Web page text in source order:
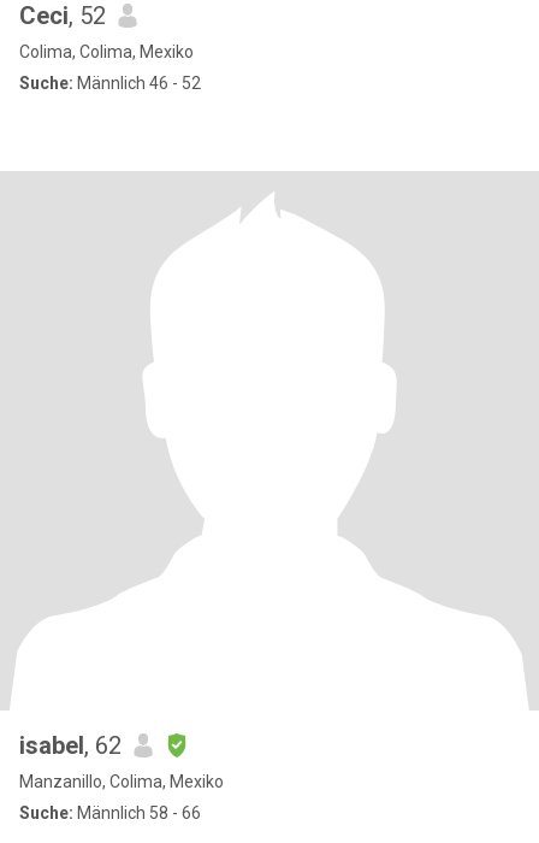
Ceci, 52
Colima, Colima, Mexiko
Suche: Männlich 46 - 52
isabel, 62
Manzanillo, Colima, Mexiko
Suche: Männlich 58 - 66